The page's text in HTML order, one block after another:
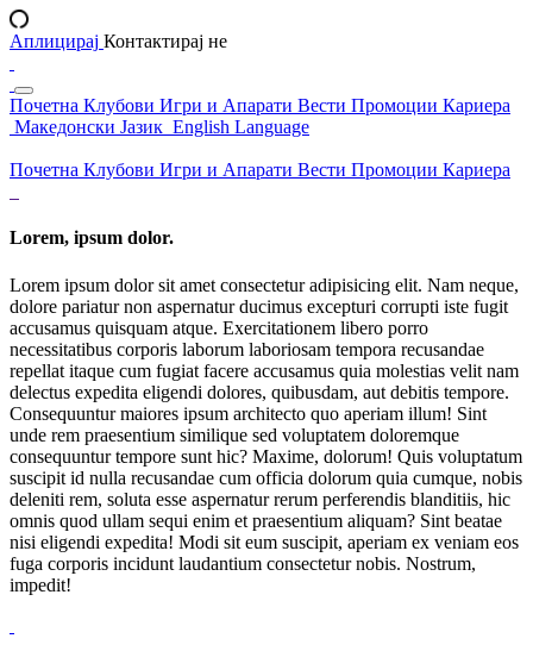
Аплицирај Контактирај не
Почетна Клубови Игри и Апарати Вести Промоции Кариера
Македонски Јазик English Language
Почетна Клубови Игри и Апарати Вести Промоции Кариера
Lorem, ipsum dolor.
Lorem ipsum dolor sit amet consectetur adipisicing elit. Nam neque,
dolore pariatur non aspernatur ducimus excepturi corrupti iste fugit
accusamus quisquam atque. Exercitationem libero porro
necessitatibus corporis laborum laboriosam tempora recusandae
repellat itaque cum fugiat facere accusamus quia molestias velit nam
delectus expedita eligendi dolores, quibusdam, aut debitis tempore.
Consequuntur maiores ipsum architecto quo aperiam illum! Sint
unde rem praesentium similique sed voluptatem doloremque
consequuntur tempore sunt hic? Maxime, dolorum! Quis voluptatum
suscipit id nulla recusandae cum officia dolorum quia cumque, nobis
deleniti rem, soluta esse aspernatur rerum perferendis blanditiis, hic
omnis quod ullam sequi enim et praesentium aliquam? Sint beatae
nisi eligendi expedita! Modi sit eum suscipit, aperiam ex veniam eos
fuga corporis incidunt laudantium consectetur nobis. Nostrum,
impedit!